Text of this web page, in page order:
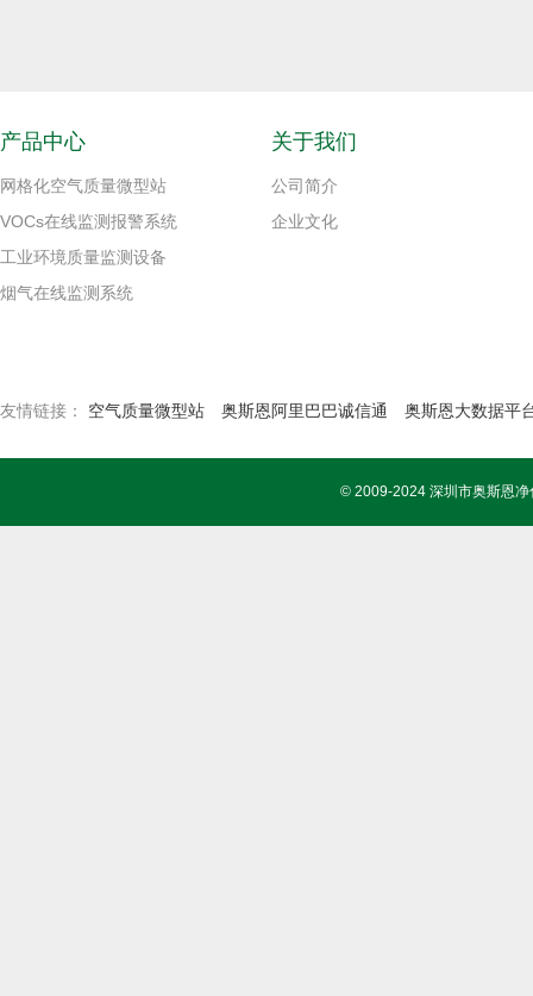
产品中心
网格化空气质量微型站
VOCs在线监测报警系统
工业环境质量监测设备
烟气在线监测系统
关于我们
公司简介
企业文化
友情链接： 空气质量微型站 奥斯恩阿里巴巴诚信通 奥斯恩大数据平
© 2009-2024 深圳市奥斯恩